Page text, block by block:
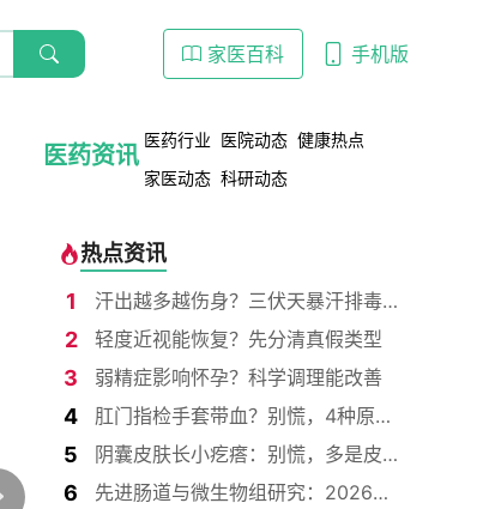
家医百科 手机版
医药资讯
医药行业 医院动态 健康热点
家医动态 科研动态
热点资讯
1
汗出越多越伤身？三伏天暴汗排毒的真相太扎心
2 轻度近视能恢复？先分清真假类型
3 弱精症影响怀孕？科学调理能改善
4 肛门指检手套带血？别慌，4种原因要分清
5 阴囊皮肤长小疙瘩：别慌，多是皮脂腺囊肿
6 先进肠道与微生物组研究：2026年第1卷